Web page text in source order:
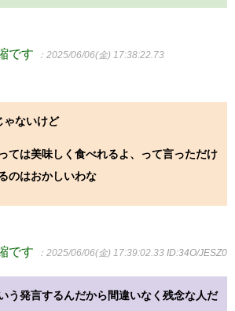
です ：2025/06/06(金) 17:38:22.73
ゃないけど
ては美味しく食べれるよ、って言っただけ
のはおかしいわな
です ：2025/06/06(金) 17:39:02.33 ID:34O/JESZ0
う発言するんだから間違いなく残念な人だ